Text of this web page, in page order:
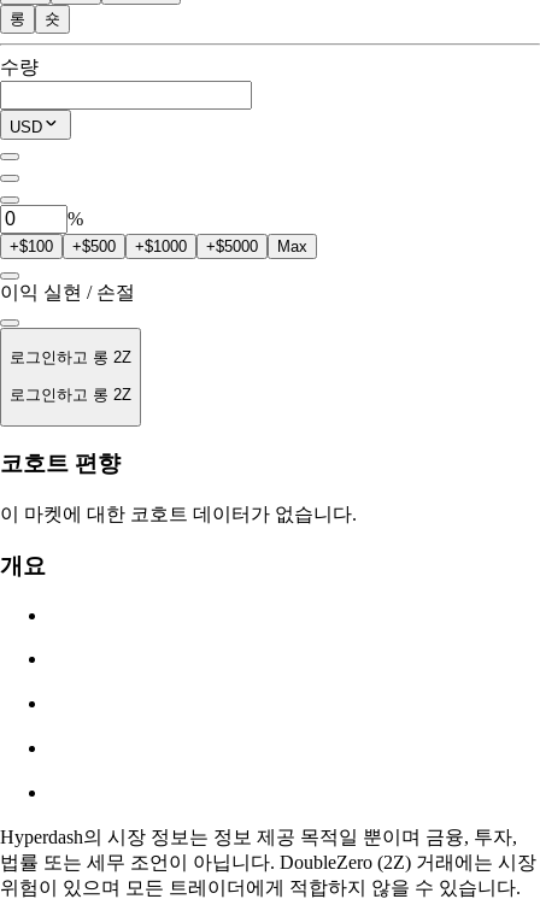
거래 가능
$0.00
현재 포지션
0 2Z
롱 숏
수량
USD
%
+$100 +$500 +$1000 +$5000 Max
이익 실현 / 손절
로그인하고 롱 2Z
로그인하고 롱 2Z
청산가
해당 없음
코호트 편향
이 마켓에 대한 코호트 데이터가 없습니다.
개요
Hyperdash의 시장 정보는 정보 제공 목적일 뿐이며 금융, 투자,
법률 또는 세무 조언이 아닙니다. DoubleZero (2Z) 거래에는 시장
위험이 있으며 모든 트레이더에게 적합하지 않을 수 있습니다.